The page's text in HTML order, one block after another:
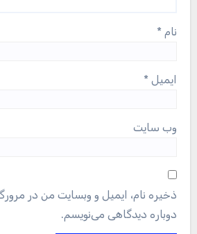
نام *
ایمیل *
وب‌ سایت
ذخیره نام، ایمیل و وبسایت من در
دوباره دیدگاهی می‌نویسم.